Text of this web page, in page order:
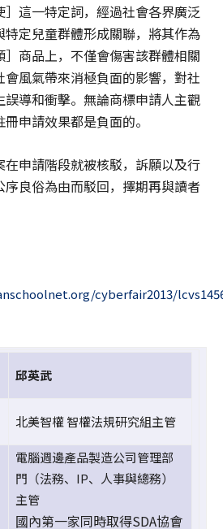
］這一特定詞，經過社會各界廣泛
定兒童群體形成關聯，將其作為
商品上，不僅會傷害該群體相關
風氣帶來消極負面的影響，對社
導和衝擊。無論商標申請人主觀
申請效果都是負面的。
申請階段就被核駁，訴願以及行
良俗為由而駁回，擇期再與讀者
cyberfair2013/
邱英武
北美智權 智權法規研究組主管
電腦週邊產品製造公司管理部
門（法務、IP、人事與總務）
主管
國內第一家同時取得SDA協會